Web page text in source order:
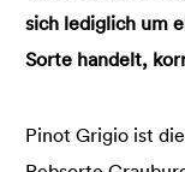
sich lediglich um
Sorte handelt,
Pinot Grigio ist